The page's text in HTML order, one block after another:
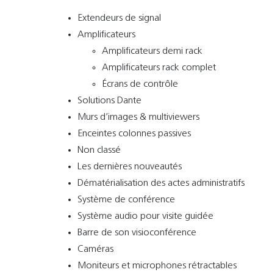
Extendeurs de signal
Amplificateurs
Amplificateurs demi rack
Amplificateurs rack complet
Écrans de contrôle
Solutions Dante
Murs d’images & multiviewers
Enceintes colonnes passives
Non classé
Les dernières nouveautés
Dématérialisation des actes administratifs
Système de conférence
Système audio pour visite guidée
Barre de son visioconférence
Caméras
Moniteurs et microphones rétractables